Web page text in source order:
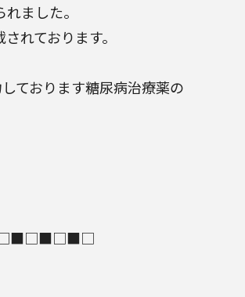
ました。
れております。
ております糖尿病治療薬の